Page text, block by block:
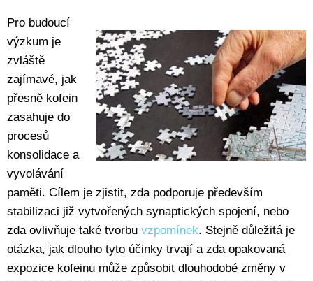
Pro budoucí
výzkum je
zvláště
zajímavé, jak
přesně kofein
zasahuje do
procesů
konsolidace a
vyvolávání
paměti. Cílem je zjistit, zda podporuje především
stabilizaci již vytvořených synaptických spojení, nebo
zda ovlivňuje také tvorbu vzpomínek. Stejně důležitá je
otázka, jak dlouho tyto účinky trvají a zda opakovaná
expozice kofeinu může způsobit dlouhodobé změny v